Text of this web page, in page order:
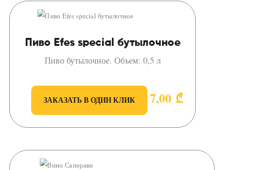
Пиво Efes special бутылочное
Пиво бутылочное. Объем: 0,5 л
ЗАКАЗАТЬ В ОДИН КЛИК 7,00 ₾